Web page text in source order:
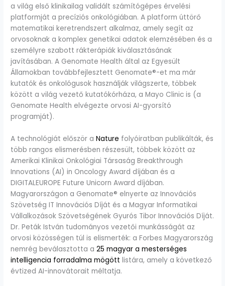
a világ első klinikailag validált számítógépes érvelési
platformját a precíziós onkológiában. A platform úttörő
matematikai keretrendszert alkalmaz, amely segít az
orvosoknak a komplex genetikai adatok elemzésében és a
személyre szabott rákterápiák kiválasztásának
javításában. A Genomate Health által az Egyesült
Államokban továbbfejlesztett Genomate®-et ma már
kutatók és onkológusok használják világszerte, többek
között a világ vezető kutatókórháza, a Mayo Clinic is (a
Genomate Health elvégezte orvosi AI-gyorsító
programját).
A technológiát először aNature folyóiratban publikálták, és
több rangos elismerésben részesült, többek között az
Amerikai Klinikai Onkológiai Társaság Breakthrough
Innovations (AI) in Oncology Award díjában és a
DIGITALEUROPE Future Unicorn Award díjában.
Magyarországon a Genomate® elnyerte az Innovációs
Szövetség IT Innovációs Díját és a Magyar Informatikai
Vállalkozások Szövetségének Gyurós Tibor Innovációs Díját.
Dr. Peták István tudományos vezetői munkásságát az
orvosi közösségen túl is elismerték: a Forbes Magyarország
nemrég beválasztotta a25 magyar a mesterséges
intelligencia forradalma mögött listára, amely a következő
évtized AI-innovátorait méltatja.